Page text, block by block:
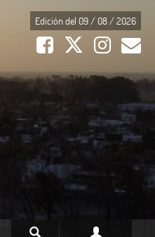
Edición del 09 / 08 / 2026